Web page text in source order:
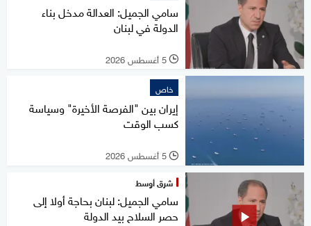
سامي الجميل: العدالة مدخل بناء
الدولة في لبنان
l 5 أغسطس 2026
خاص
إيران بين "الفرصة الأخيرة" وسياسة
كسب الوقت
l 5 أغسطس 2026
شرق أوسط
سامي الجميل: لبنان بحاجة أولا إلى
حصر السلاح بيد الدولة